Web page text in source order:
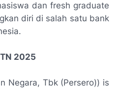
dan fresh graduate
diri di salah satu bank
2025
Negara, Tbk (Persero)) is